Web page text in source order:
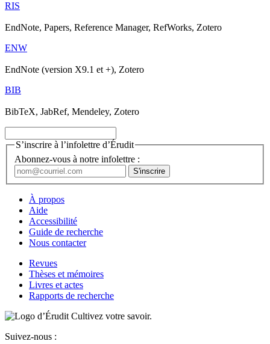
RIS
EndNote, Papers, Reference Manager, RefWorks, Zotero
ENW
EndNote (version X9.1 et +), Zotero
BIB
BibTeX, JabRef, Mendeley, Zotero
S’inscrire à l’infolettre d’Érudit
Abonnez-vous à notre infolettre :
À propos
Aide
Accessibilité
Guide de recherche
Nous contacter
Revues
Thèses et mémoires
Livres et actes
Rapports de recherche
Cultivez votre savoir.
Suivez-nous :